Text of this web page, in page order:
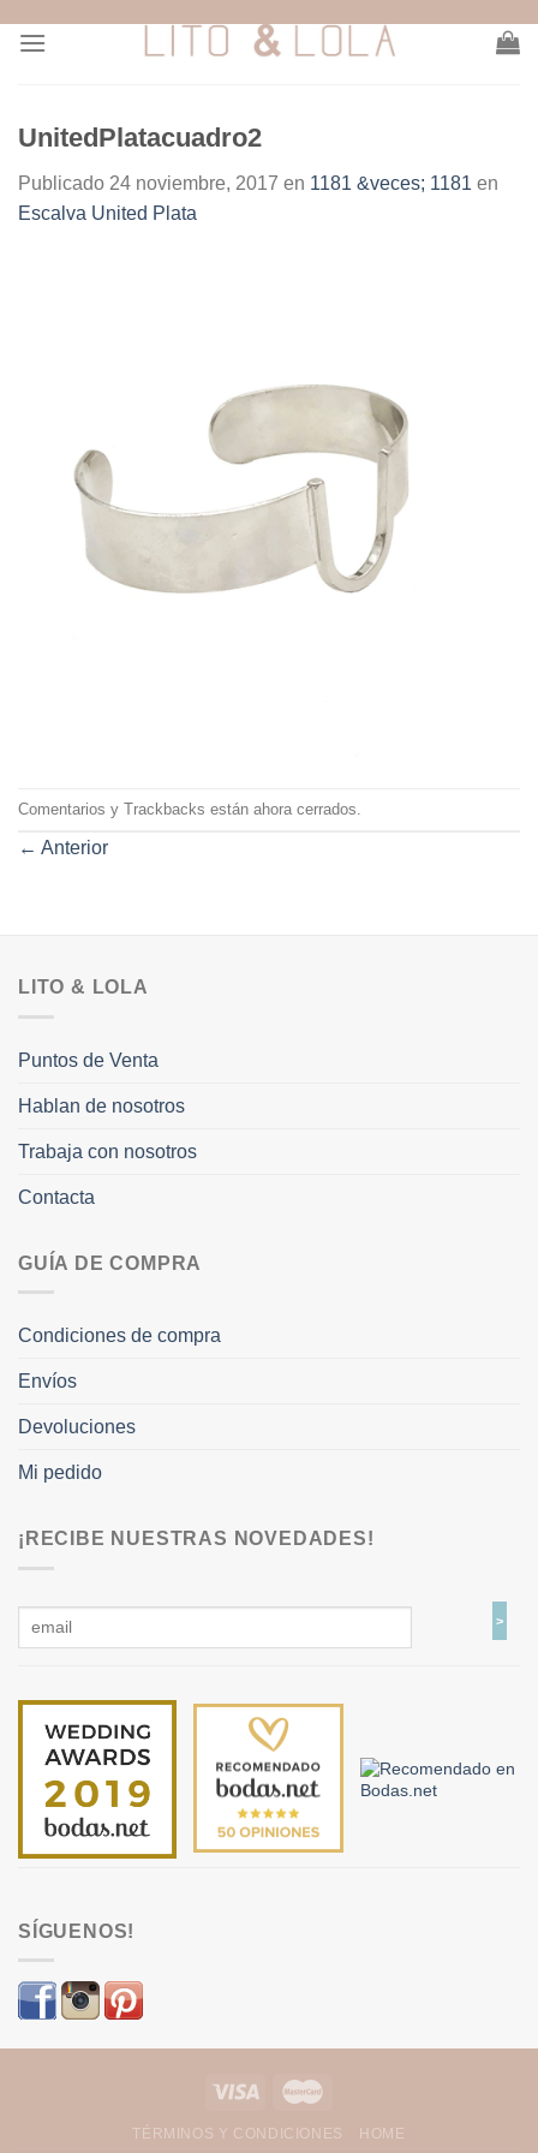
UnitedPlatacuadro2
Publicado 24 noviembre, 2017 en 1181 &veces; 1181 en
Escalva United Plata
Comentarios y Trackbacks están ahora cerrados.
← Anterior
LITO & LOLA
Puntos de Venta
Hablan de nosotros
Trabaja con nosotros
Contacta
GUÍA DE COMPRA
Condiciones de compra
Envíos
Devoluciones
Mi pedido
¡RECIBE NUESTRAS NOVEDADES!
SÍGUENOS!
TÉRMINOS Y CONDICIONES HOME